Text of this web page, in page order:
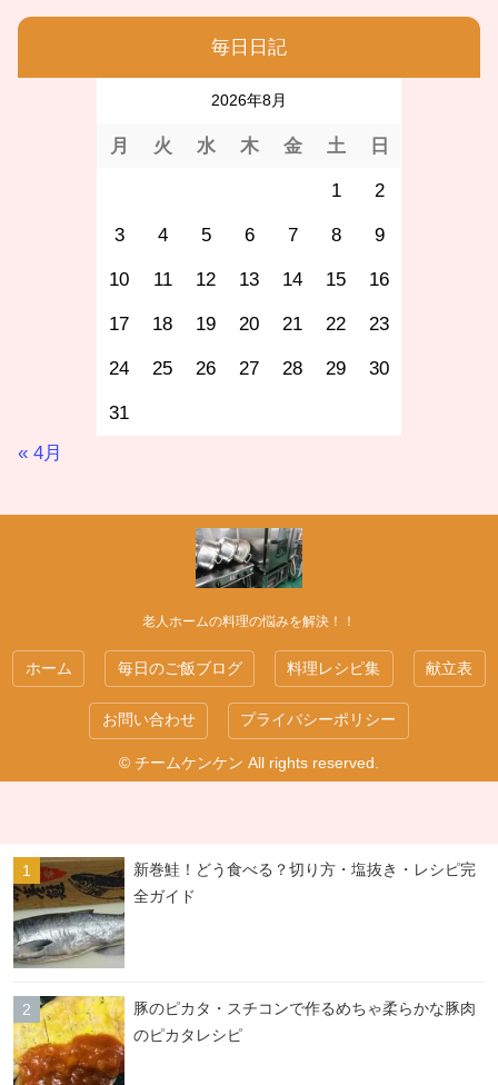
毎日日記
2026年8月
月 火 水 木 金 土 日
1 2
3 4 5 6 7 8 9
10 11 12 13 14 15 16
17 18 19 20 21 22 23
24 25 26 27 28 29 30
31
« 4月
老人ホームの料理の悩みを解決！！
ホーム 毎日のご飯ブログ 料理レシピ集 献立表
お問い合わせ プライバシーポリシー
© チームケンケン All rights reserved.
新巻鮭！どう食べる？切り方・塩抜き・レシピ完
全ガイド
豚のピカタ・スチコンで作るめちゃ柔らかな豚肉
のピカタレシピ